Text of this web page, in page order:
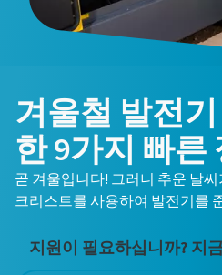
겨울철 발전
한 9가지 빠른
곧 겨울입니다! 그러니 추운 날
크리스트를 사용하여 발전기를
지원이 필요하십니까? 지